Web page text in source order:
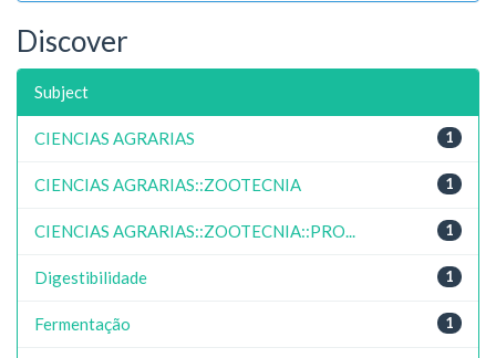
Discover
Subject
1
CIENCIAS AGRARIAS
1
CIENCIAS AGRARIAS::ZOOTECNIA
1
CIENCIAS AGRARIAS::ZOOTECNIA::PRO...
1
Digestibilidade
1
Fermentação